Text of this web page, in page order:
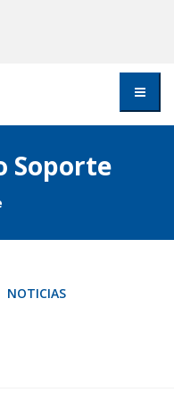
Soporte
NOTICIAS
web que